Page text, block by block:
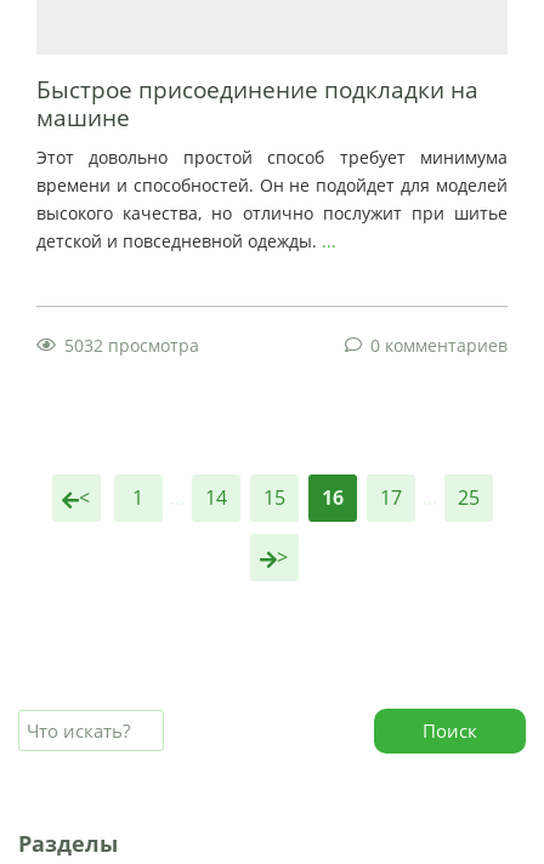
Быстрое присоединение подкладки на
машине
Этот довольно простой способ требует минимума
времени и способностей. Он не подойдет для моделей
высокого качества, но отлично послужит при шитье
детской и повседневной одежды. ...
5032 просмотра 0 комментариев
< 1 ... 14 15 16 17 ... 25
>
Поиск
Разделы